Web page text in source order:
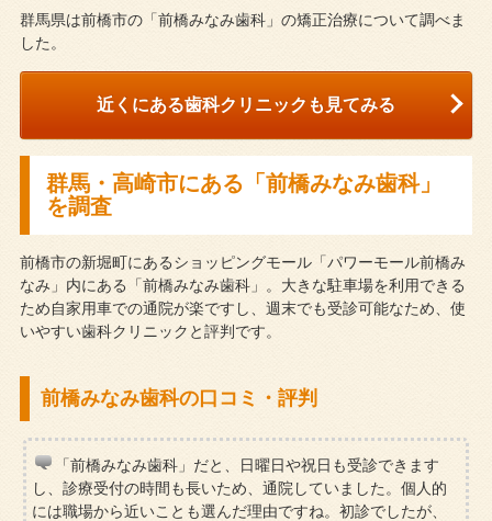
群馬県は前橋市の「前橋みなみ歯科」の矯正治療について調べま
した。
近くにある歯科クリニックも見てみる
群馬・高崎市にある「前橋みなみ歯科」
を調査
前橋市の新堀町にあるショッピングモール「パワーモール前橋み
なみ」内にある「前橋みなみ歯科」。大きな駐車場を利用できる
ため自家用車での通院が楽ですし、週末でも受診可能なため、使
いやすい歯科クリニックと評判です。
前橋みなみ歯科の口コミ・評判
「前橋みなみ歯科」だと、日曜日や祝日も受診できます
し、診療受付の時間も長いため、通院していました。個人的
には職場から近いことも選んだ理由ですね。初診でしたが、